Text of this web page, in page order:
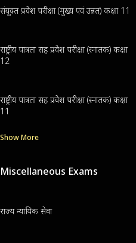
संयुक्त प्रवेश परीक्षा (मुख्य एवं उन्नत) कक्षा 11
राष्ट्रीय पात्रता सह प्रवेश परीक्षा (स्नातक) कक्षा
12
राष्ट्रीय पात्रता सह प्रवेश परीक्षा (स्नातक) कक्षा
11
Show More
Miscellaneous Exams
राज्य न्यायिक सेवा